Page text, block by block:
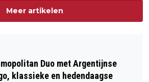
Meer artikelen
Duo met Argentijnse
klassieke en hedendaagse